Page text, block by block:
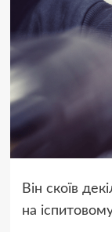
Він скоїв
на